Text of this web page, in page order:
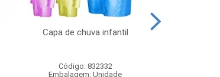
Capa de chuva infantil
Código: 832332
Embalagem: Unidade